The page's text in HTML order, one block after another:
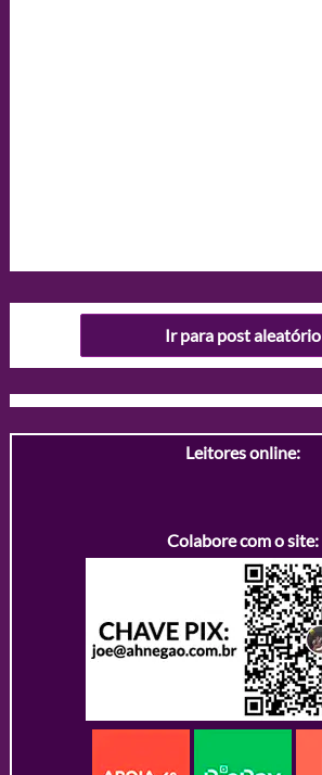
Ir para post aleatório
Leitores online:
Colabore com o site: